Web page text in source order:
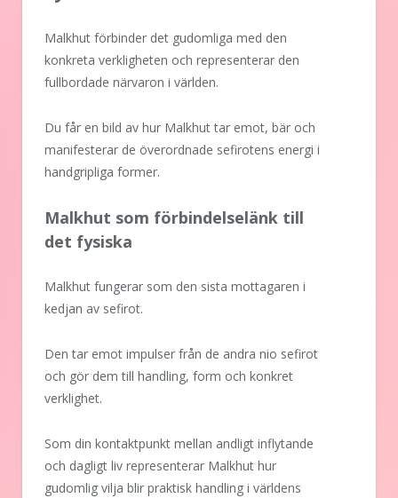
Malkhut förbinder det gudomliga med den
konkreta verkligheten och representerar den
fullbordade närvaron i världen.
Du får en bild av hur Malkhut tar emot, bär och
manifesterar de överordnade sefirotens energi i
handgripliga former.
Malkhut som förbindelselänk till
det fysiska
Malkhut fungerar som den sista mottagaren i
kedjan av sefirot.
Den tar emot impulser från de andra nio sefirot
och gör dem till handling, form och konkret
verklighet.
Som din kontaktpunkt mellan andligt inflytande
och dagligt liv representerar Malkhut hur
gudomlig vilja blir praktisk handling i världens